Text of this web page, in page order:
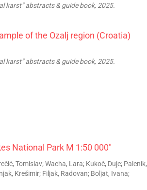
karst” abstracts & guide book, 2025.
of the Ozalj region (Croatia)
karst” abstracts & guide book, 2025.
National Park M 1:50 000"
Tomislav; Wacha, Lara; Kukoč, Duje; Palenik,
Krešimir; Filjak, Radovan; Boljat, Ivana;